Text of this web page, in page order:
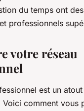
du temps ont
professionnels
votre réseau
est un
comment vous